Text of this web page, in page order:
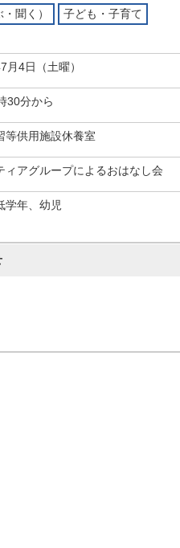
聞く） 子ども・子育て
月4日（土曜）
30分から
等供用施設休養室
ィアグループによるおはなし会
学年、幼児